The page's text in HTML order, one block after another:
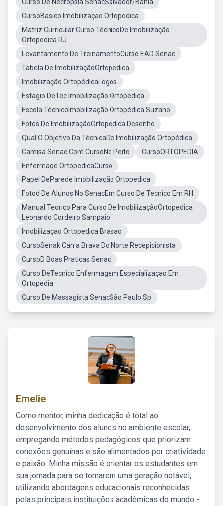
Curso De Necropsia SenacSalvador/Bahia
CursoBasico Imobilizaçao Ortopedica
Matriz Curricular Curso TécnicoDe Imobilização
Ortopedica RJ
Levantamento De TreinamentoCurso EAD Senac
Tabela De ImobilizaçãoOrtopedica
Imobilização OrtopédicaLogos
Estagio DeTec Imobilização Ortopedica
Escola TécnicoImobilização Ortopédica Suzano
Fotos De ImobilizaçãoOrtopedica Desenho
Qual O Objetivo Da TécnicaDe Imobilização Ortopédica
Camisa Senac Com CursoNo Peito
CursoORTOPEDIA
Enfermage OrtopedicaCurso
Papel DeParede Imobilização Ortopedica
Fotod De Alunos No SenacEm Curso De Tecnico Em RH
Manual Teorico Para Curso De ImobilizaçãoOrtopedica
Leonardo Cordeiro Sampaio
Imobilizaçao Ortopedica Brasao
CursoSenak Can a Brava Do Norte Recepicionista
CursoD Boas Praticas Senac
Curso DeTecnico Enfermagem Especializaçao Em
Ortopedia
Curso De Massagista SenacSão Paulo Sp
Emelie
Como mentor, minha dedicação é total ao
desenvolvimento dos alunos no ambiente escolar,
empregando métodos pedagógicos que priorizam
conexões genuínas e são alimentados por criatividade
e paixão. Minha missão é orientar os estudantes em
sua jornada para se tornarem uma geração notável,
utilizando abordagens educacionais reconhecidas
pelas principais instituições acadêmicas do mundo -